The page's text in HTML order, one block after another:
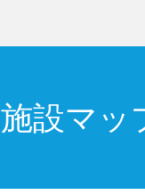
施設マッ